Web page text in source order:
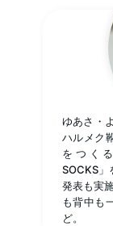
ゆあさ・
ハルメク
をつく
SOCKS」
発表も実
も背中も
ど。